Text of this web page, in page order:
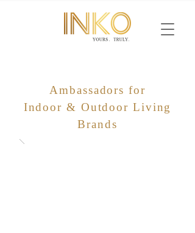
Ambassadors for
Indoor & Outdoor Living
Brands